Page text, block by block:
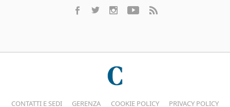
CONTATTI E SEDI GERENZA COOKIE POLICY PRIVACY POLICY